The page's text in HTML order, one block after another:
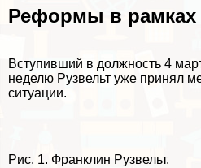
Реформы в рамках
Вступивший в должность 4
неделю Рузвельт уже принял
ситуации.
Рис. 1. Франклин Рузвельт.